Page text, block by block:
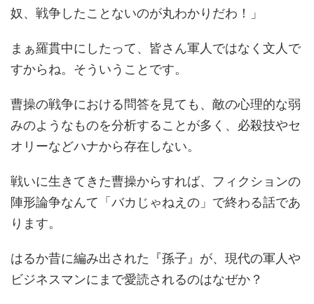
奴、戦争したことないのが丸わかりだわ！」
まぁ羅貫中にしたって、皆さん軍人ではなく文人で
すからね。そういうことです。
曹操の戦争における問答を見ても、敵の心理的な弱
みのようなものを分析することが多く、必殺技やセ
オリーなどハナから存在しない。
戦いに生きてきた曹操からすれば、フィクションの
陣形論争なんて「バカじゃねえの」で終わる話であ
ります。
はるか昔に編み出された『孫子』が、現代の軍人や
ビジネスマンにまで愛読されるのはなぜか？